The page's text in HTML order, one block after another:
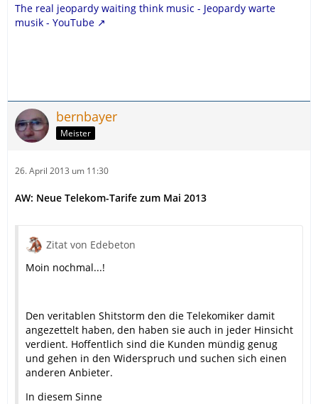
The real jeopardy waiting think music - Jeopardy warte
musik - YouTube
bernbayer
Meister
26. April 2013 um 11:30
AW: Neue Telekom-Tarife zum Mai 2013
Zitat von Edebeton
Moin nochmal...!
Den veritablen Shitstorm den die Telekomiker damit
angezettelt haben, den haben sie auch in jeder Hinsicht
verdient. Hoffentlich sind die Kunden mündig genug
und gehen in den Widerspruch und suchen sich einen
anderen Anbieter.
In diesem Sinne